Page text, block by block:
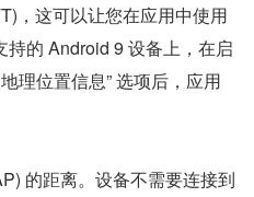
，这可以让您在应用中使用
的 Android 9 设备上，在启
理位置信息” 选项后，应用
的距离。设备不需要连接到